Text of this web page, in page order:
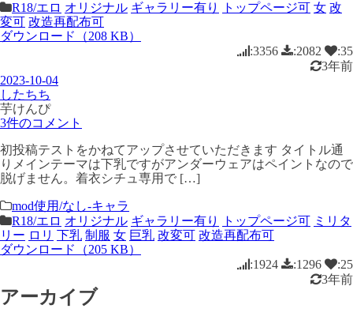
R18/エロ オリジナル ギャラリー有り トップページ可 女 改
変可 改造再配布可
ダウンロード（208 KB）
:3356
:2082
:35
3年前
2023-10-04
したちち
芋けんぴ
3件のコメント
初投稿テストをかねてアップさせていただきます タイトル通
りメインテーマは下乳ですがアンダーウェアはペイントなので
脱げません。着衣シチュ専用で […]
mod使用/なし-キャラ
R18/エロ オリジナル ギャラリー有り トップページ可 ミリタ
リー ロリ 下乳 制服 女 巨乳 改変可 改造再配布可
ダウンロード（205 KB）
:1924
:1296
:25
3年前
アーカイブ